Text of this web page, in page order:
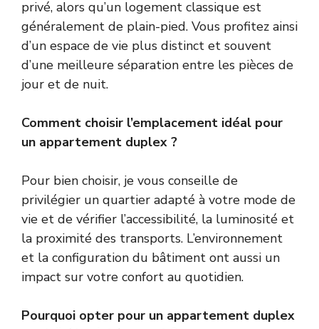
privé, alors qu’un logement classique est
généralement de plain-pied. Vous profitez ainsi
d’un espace de vie plus distinct et souvent
d’une meilleure séparation entre les pièces de
jour et de nuit.
Comment choisir l’emplacement idéal pour
un appartement duplex ?
Pour bien choisir, je vous conseille de
privilégier un quartier adapté à votre mode de
vie et de vérifier l’accessibilité, la luminosité et
la proximité des transports. L’environnement
et la configuration du bâtiment ont aussi un
impact sur votre confort au quotidien.
Pourquoi opter pour un appartement duplex